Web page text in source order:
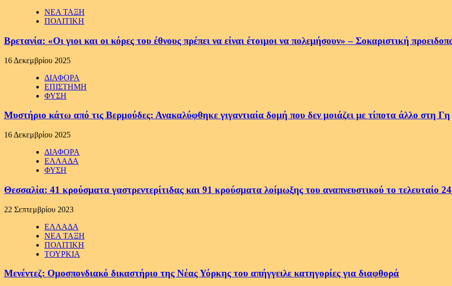
ΝΕΑ ΤΑΞΗ
ΠΟΛΙΤΙΚΗ
Βρετανία: «Οι γιοι και οι κόρες του έθνους πρέπει να είναι έτοιμοι να πολεμήσουν» – Σοκαριστική
16 Δεκεμβρίου 2025
ΔΙΑΦΟΡΑ
ΕΠΙΣΤΗΜΗ
ΦΥΣΗ
Μυστήριο κάτω από τις Βερμούδες: Ανακαλύφθηκε γιγαντιαία δομή που δεν μοιάζει με τίποτα άλλο στη Γη
16 Δεκεμβρίου 2025
ΔΙΑΦΟΡΑ
ΕΛΛΑΔΑ
ΦΥΣΗ
Θεσσαλία: 41 κρούσματα γαστρεντερίτιδας και 91 κρούσματα λοίμωξης του αναπνευστικού το τελευταίο
22 Σεπτεμβρίου 2023
ΕΛΛΑΔΑ
ΝΕΑ ΤΑΞΗ
ΠΟΛΙΤΙΚΗ
ΤΟΥΡΚΙΑ
Μενέντεζ: Ομοσπονδιακό δικαστήριο της Νέας Υόρκης του απήγγειλε κατηγορίες για διαφθορά